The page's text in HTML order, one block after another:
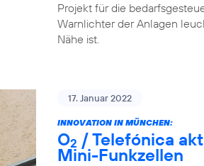
Projekt für die
Warnlichter der Anlagen
Nähe ist.
17. Januar 2022
INNOVATION IN MÜNCHEN:
O2 / Telefónica
Mini-Funkzellen